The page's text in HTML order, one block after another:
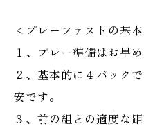
<プレーファストの基
１、プレー準備はお早
２、基本的に４バック
安です。
３、前の組との適度な